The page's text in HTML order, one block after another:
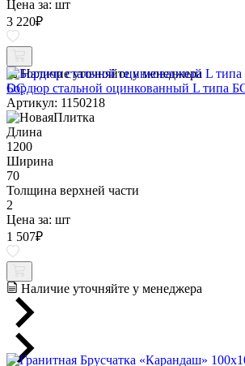
Цена за: шт
3 220₽
Наличие уточняйте у менеджера
Бордюр стальной оцинкованный L типа
Артикул: 1150218
Длина
1200
Ширина
70
Толщина верхней части
2
Цена за: шт
1 507₽
Наличие уточняйте у менеджера